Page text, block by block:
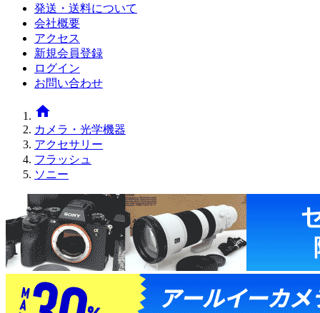
発送・送料について
会社概要
アクセス
新規会員登録
ログイン
お問い合わせ
home
カメラ・光学機器
アクセサリー
フラッシュ
ソニー